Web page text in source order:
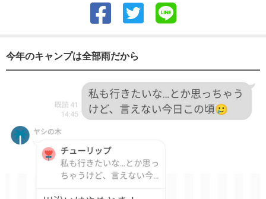
今年のキャンプは全部雨だから